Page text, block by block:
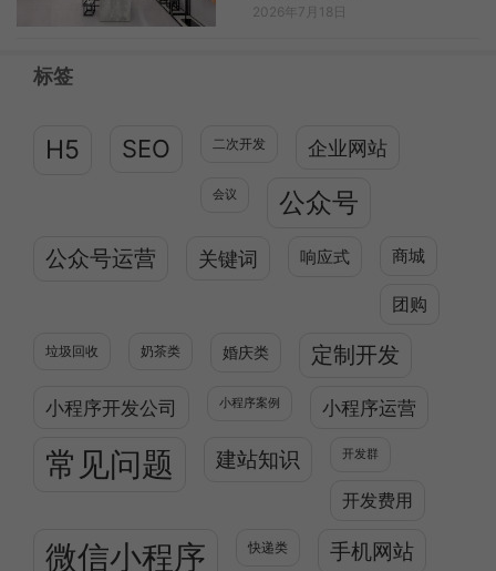
2026年7月18日
标签
H5 SEO 二次开发 企业网站
会议 公众号
公众号运营 关键词 响应式 商城
团购
垃圾回收 奶茶类 婚庆类 定制开发
小程序开发公司 小程序案例 小程序运营
常见问题 建站知识 开发群
开发费用
微信小程序 快递类 手机网站